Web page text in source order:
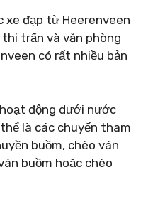
xe đạp từ Heerenveen
trấn và văn phòng
có rất nhiều bản
động dưới nước
là các chuyến tham
buồm, chèo ván
buồm hoặc chèo